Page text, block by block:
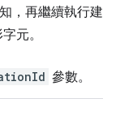
，再繼續執行建
元。
參數。